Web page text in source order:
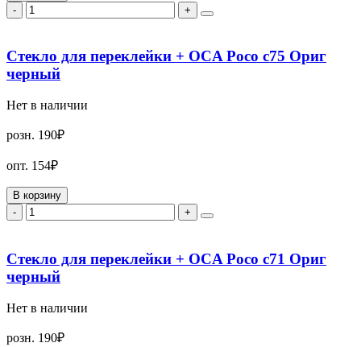
-
+
Стекло для переклейки + OCA Poco c75 Ориг
черный
Нет в наличии
розн. 190₽
опт. 154₽
В корзину
-
+
Стекло для переклейки + OCA Poco c71 Ориг
черный
Нет в наличии
розн. 190₽